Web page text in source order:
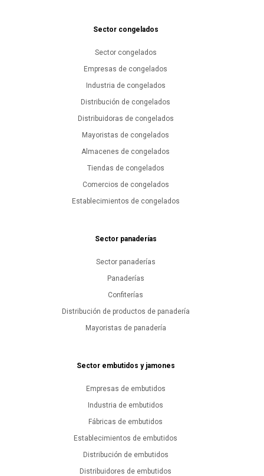
Sector congelados
Sector congelados
Empresas de congelados
Industria de congelados
Distribución de congelados
Distribuidoras de congelados
Mayoristas de congelados
Almacenes de congelados
Tiendas de congelados
Comercios de congelados
Establecimientos de congelados
Sector panaderías
Sector panaderías
Panaderías
Confiterías
Distribución de productos de panadería
Mayoristas de panadería
Sector embutidos y jamones
Empresas de embutidos
Industria de embutidos
Fábricas de embutidos
Establecimientos de embutidos
Distribución de embutidos
Distribuidores de embutidos